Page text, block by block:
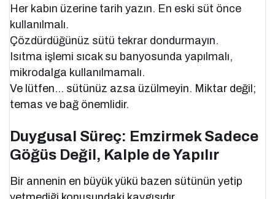
Her kabın üzerine tarih yazın. En eski süt önce
kullanılmalı.
Çözdürdüğünüz sütü tekrar dondurmayın.
Isıtma işlemi sıcak su banyosunda yapılmalı,
mikrodalga kullanılmamalı.
Ve lütfen… sütünüz azsa üzülmeyin. Miktar değil;
temas ve bağ önemlidir.
Duygusal Süreç: Emzirmek Sadece
Göğüs Değil, Kalple de Yapılır
Bir annenin en büyük yükü bazen sütünün yetip